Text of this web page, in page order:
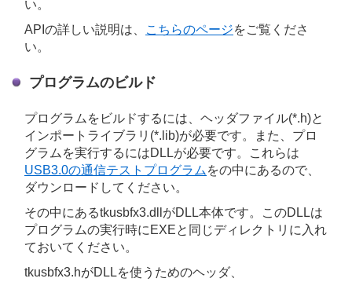
い。
APIの詳しい説明は、
こちらのページをご覧くださ
い。
プログラムのビルド
プログラムをビルドするには、ヘッダファイル(*.h)と
インポートライブラリ(*.lib)が必要です。また、プロ
グラムを実行するにはDLLが必要です。これらは
USB3.0の通信テストプログラムをの中にあるので、
ダウンロードしてください。
その中にあるtkusbfx3.dllがDLL本体です。このDLLは
プログラムの実行時にEXEと同じディレクトリに入れ
ておいてください。
tkusbfx3.hがDLLを使うためのヘッダ、